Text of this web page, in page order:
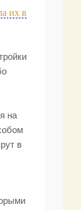
их в
на
в